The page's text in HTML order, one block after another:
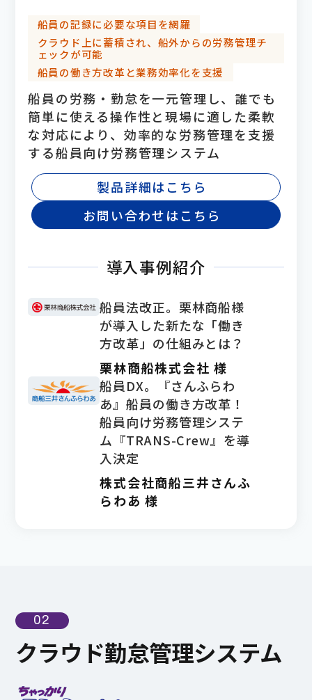
船員の記録に必要な項目を網羅
クラウド上に蓄積され、船外からの労務管理チ
ェックが可能
船員の働き方改革と業務効率化を支援
船員の労務・勤怠を一元管理し、誰でも
簡単に使える操作性と現場に適した柔軟
な対応により、効率的な労務管理を支援
する船員向け労務管理システム
製品詳細はこちら
お問い合わせはこちら
導入事例紹介
船員法改正。栗林商船様
が導入した新たな「働き
方改革」の仕組みとは？
栗林商船株式会社 様
船員DX。『さんふらわ
あ』船員の働き方改革！
船員向け労務管理システ
ム『TRANS-Crew』を導
入決定
株式会社商船三井さんふ
らわあ 様
02
クラウド勤怠管理システム